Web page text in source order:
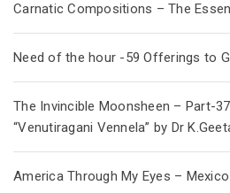
Carnatic Compositions – The
Need of the hour -59 Offerings to
The Invincible Moonsheen – Part-
“Venutiragani Vennela” by Dr
America Through My Eyes –